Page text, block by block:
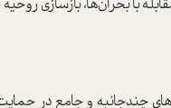
با بحران‌ها، بازسازی
چندجانبه و جامع در